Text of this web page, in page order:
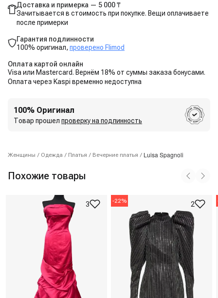
Доставка и примерка — 5 000 ₸
Зачитывается в стоимость при покупке. Вещи оплачиваете
после примерки
Гарантия подлинности
100% оригинал, проверено Flimod
Оплата картой онлайн
Visa или Mastercard. Вернём 18% от суммы заказа бонусами.
Оплата через Kaspi временно недоступна
100% Оригинал
Товар прошел проверку на подлинность
Женщины / Одежда / Платья / Вечерние платья / Luisa Spagnoli
Похожие товары
3 -22% 2